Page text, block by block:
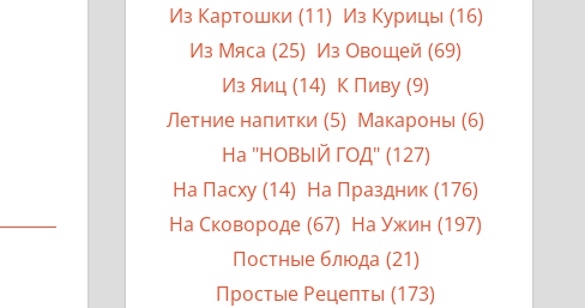
Из Картошки (11) Из Курицы (16)
Из Мяса (25) Из Овощей (69)
Из Яиц (14) К Пиву (9)
Летние напитки (5) Макароны (6)
На "НОВЫЙ ГОД" (127)
На Пасху (14) На Праздник (176)
На Сковороде (67) На Ужин (197)
Постные блюда (21)
Простые Рецепты (173)